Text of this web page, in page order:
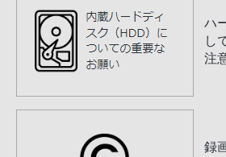
ハ
し
注
録